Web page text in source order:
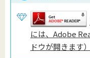
には、Adobe
ドウが開きます）